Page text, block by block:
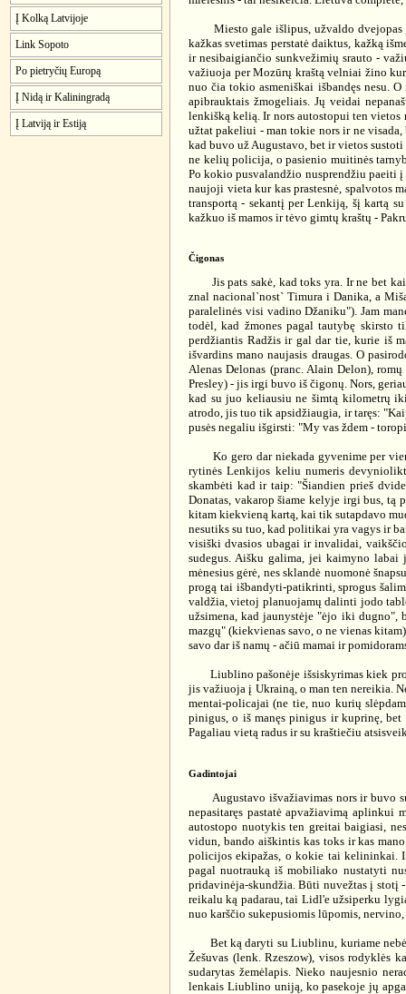
Į Kolką Latvijoje
Link Sopoto
Po pietryčių Europą
Į Nidą ir Kaliningradą
Į Latviją ir Estiją
Miesto gale išlipus, užvaldo dvejopas
kažkas svetimas perstatė daiktus, kažką
ir nesibaigiančio sunkvežimių srauto -
važiuoja per Mozūrų kraštą velniai žino
nuo čia tokio asmeniškai išbandęs nesu.
apibrauktais žmogeliais. Jų veidai
lenkišką kelią. Ir nors autostopui ten
užtat pakeliui - man tokie nors ir ne
kad buvo už Augustavo, bet ir vietos
ne kelių policija, o pasienio muitinės
Po kokio pusvalandžio nusprendžiu paeiti
naujoji vieta kur kas prastesnė, spalvotos
transportą - sekantį per Lenkiją, šį kartą
kažkuo iš mamos ir tėvo gimtų kraštų -
Čigonas
Jis pats sakė, kad toks yra. Ir ne bet
znal nacional`nost` Timura i Danika, a
paralelinės visi vadino Džaniku"). Jam
todėl, kad žmones pagal tautybę
perdžiantis Radžis ir gal dar tie, kurie iš
išvardins mano naujasis draugas. O
Alenas Delonas (pranc. Alain Delon),
Presley) - jis irgi buvo iš čigonų. Nors,
kad su juo keliausiu ne šimtą kilometrų
atrodo, jis tuo tik apsidžiaugia, ir taręs:
pusės negaliu išgirsti: "My vas ždem -
Ko gero dar niekada gyvenime per
rytinės Lenkijos keliu numeris
skambėti kad ir taip: "Šiandien prieš
Donatas, vakarop šiame kelyje irgi bus, tą
kitam kiekvieną kartą, kai tik sutapdavo
nesutiks su tuo, kad politikai yra vagys ir
visiški dvasios ubagai ir invalidai,
sudegus. Aišku galima, jei kaimyno labai
mėnesius gėrė, nes sklandė nuomonė
progą tai išbandyti-patikrinti, sprogus
valdžia, vietoj planuojamų dalinti jodo
užsimena, kad jaunystėje "ėjo iki dugno",
mazgų" (kiekvienas savo, o ne vienas
savo dar iš namų - ačiū mamai ir
Liublino pašonėje išsiskyrimas kiek
jis važiuoja į Ukrainą, o man ten nereikia.
mentai-policajai (ne tie, nuo kurių
pinigus, o iš manęs pinigus ir kuprinę,
Pagaliau vietą radus ir su kraštiečiu
Gadintojai
Augustavo išvažiavimas nors ir buvo
nepasitaręs pastatė apvažiavimą
autostopo nuotykis ten greitai baigiasi,
vidun, bando aiškintis kas toks ir kas
policijos ekipažas, o kokie tai kelininkai.
pagal nuotrauką iš mobiliako nustatyti
pridavinėja-skundžia. Būti nuvežtas į stotį
reikalu ką padarau, tai Lidl'e užsiperku
nuo karščio sukepusiomis lūpomis,
Bet ką daryti su Liublinu, kuriame
Žešuvas (lenk. Rzeszow), visos rodyklės
sudarytas žemėlapis. Nieko naujesnio
lenkais Liublino uniją, ko pasekoje jų